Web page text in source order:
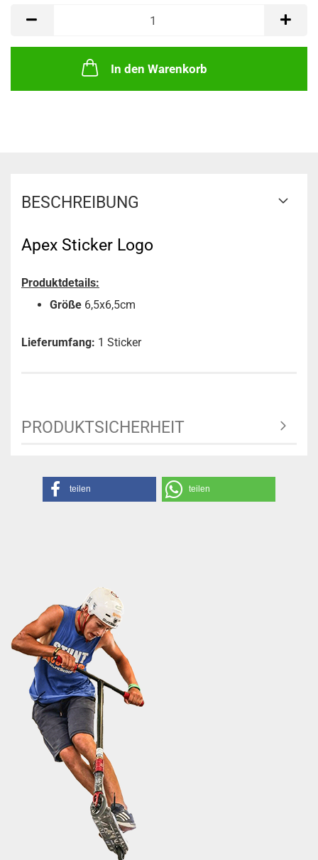
In den Warenkorb
BESCHREIBUNG
Apex Sticker Logo
Produktdetails:
Größe 6,5x6,5cm
Lieferumfang: 1 Sticker
PRODUKTSICHERHEIT
teilen teilen